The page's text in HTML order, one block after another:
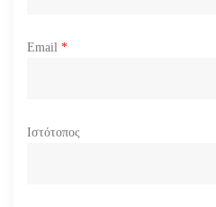
Email *
Ιστότοπος